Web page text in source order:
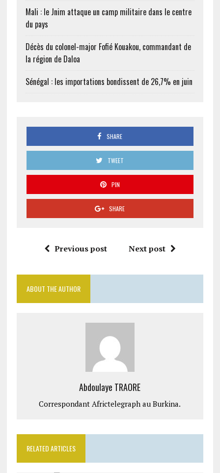
Mali : le Jnim attaque un camp militaire dans le centre
du pays
Décès du colonel-major Fofié Kouakou, commandant de
la région de Daloa
Sénégal : les importations bondissent de 26,7% en juin
SHARE
TWEET
PIN
SHARE
Previous post Next post
ABOUT THE AUTHOR
Abdoulaye TRAORE
Correspondant Africtelegraph au Burkina.
RELATED ARTICLES